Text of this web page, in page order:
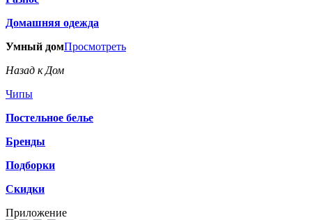
Домашняя одежда
Умный домПросмотреть
Назад к Дом
Чипы
Постельное белье
Бренды
Подборки
Скидки
Приложение